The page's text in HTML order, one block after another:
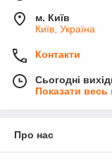
м. Київ
Київ, Україна
Контакти
Сьогодні
Показати весь
Про нас